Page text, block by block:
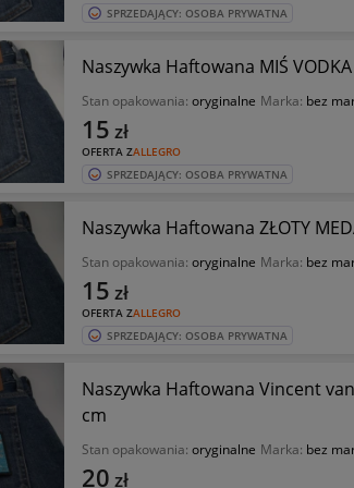
SPRZEDAJĄCY: OSOBA PRYWATNA
Naszywka Haftowana MIŚ
Stan opakowania: oryginalne Marka: bez
OFERTA ZALLEGRO
15 zł
SPRZEDAJĄCY: OSOBA PRYWATNA
Naszywka Haftowana ZŁOTY
Stan opakowania: oryginalne Marka: bez
OFERTA ZALLEGRO
15 zł
SPRZEDAJĄCY: OSOBA PRYWATNA
Naszywka Haftowana Vincent van
cm
Stan opakowania: oryginalne Marka: bez
20 zł